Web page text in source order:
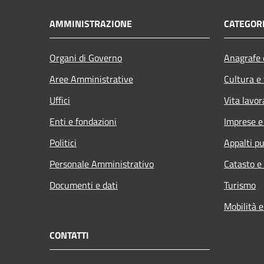
AMMINISTRAZIONE
Organi di Governo
Aree Amministrative
Uffici
Enti e fondazioni
Politici
Personale Amministrativo
Documenti e dati
Cultura
Vita
Imprese
Appalti
Catasto
Turismo
Mobilità
CONTATTI